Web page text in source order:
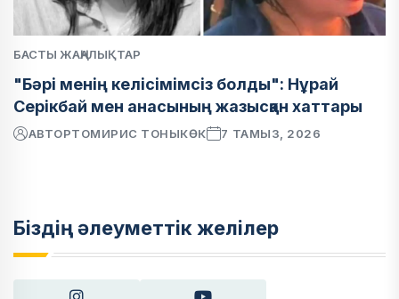
БАСТЫ ЖАҢАЛЫҚТАР
"Бәрі менің келісімімсіз болды": Нұрай
Серікбай мен анасының жазысқан хаттары
АВТОРТОМИРИС ТОНЫКӨК 7 ТАМЫЗ, 2026
Біздің әлеуметтік желілер